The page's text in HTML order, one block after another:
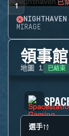
1 已
MIRAGE
領事館
地圖 1 已結束
選手